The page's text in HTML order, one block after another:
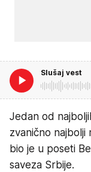
Slušaj vest
Jedan od
zvanično
bio je u poseti
saveza Srbije.